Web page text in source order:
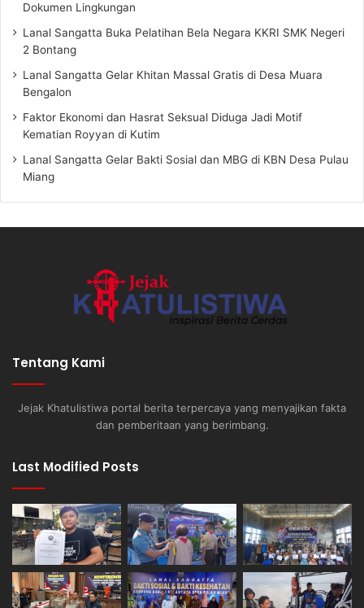
Dokumen Lingkungan
Lanal Sangatta Buka Pelatihan Bela Negara KKRI SMK Negeri
2 Bontang
Lanal Sangatta Gelar Khitan Massal Gratis di Desa Muara
Bengalon
Faktor Ekonomi dan Hasrat Seksual Diduga Jadi Motif
Kematian Royyan di Kutim
Lanal Sangatta Gelar Bakti Sosial dan MBG di KBN Desa Pulau
Miang
Tentang Kami
Jejak Khatulistiwa portal berita terpercaya yang menyajikan fakta
dan pemberitaan yang berimbang.
Last Modified Posts